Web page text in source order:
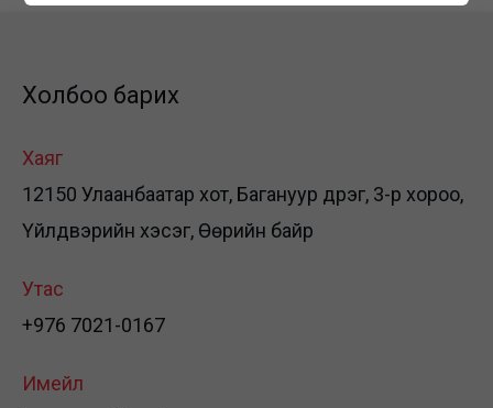
Холбоо барих
Хаяг
12150 Улаанбаатар хот, Багануур дүүрэг, 3-р хороо,
Үйлдвэрийн хэсэг, Өөрийн байр
Утас
+976 7021-0167
Имейл